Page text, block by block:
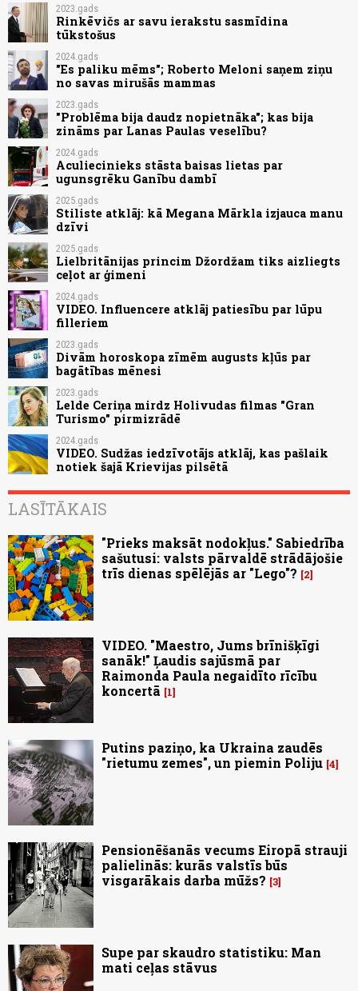
2023.gads
Rinkēvičs ar savu ierakstu sasmīdina
tūkstošus
2024.gads
"Es paliku mēms"; Roberto Meloni saņem ziņu
no savas mirušās mammas
2023.gads
"Problēma bija daudz nopietnāka"; kas bija
zināms par Lanas Paulas veselību?
2024.gads
Aculiecinieks stāsta baisas lietas par
ugunsgrēku Ganību dambī
2025.gads
Stiliste atklāj: kā Megana Mārkla izjauca manu
dzīvi
2025.gads
Lielbritānijas princim Džordžam tiks aizliegts
ceļot ar ģimeni
2024.gads
VIDEO. Influencere atklāj patiesību par lūpu
filleriem
2023.gads
Divām horoskopa zīmēm augusts kļūs par
bagātības mēnesi
2023.gads
Lelde Ceriņa mirdz Holivudas filmas "Gran
Turismo" pirmizrādē
2024.gads
VIDEO. Sudžas iedzīvotājs atklāj, kas pašlaik
notiek šajā Krievijas pilsētā
LASĪTĀKAIS
"Prieks maksāt nodokļus." Sabiedrība
sašutusi: valsts pārvaldē strādājošie
trīs dienas spēlējās ar "Lego"?
2
VIDEO. "Maestro, Jums brīnišķīgi
sanāk!" Ļaudis sajūsmā par
Raimonda Paula negaidīto rīcību
koncertā
1
Putins paziņo, ka Ukraina zaudēs
"rietumu zemes", un piemin Poliju 4
Pensionēšanās vecums Eiropā strauji
palielinās: kurās valstīs būs
visgarākais darba mūžs? 3
Supe par skaudro statistiku: Man
mati ceļas stāvus